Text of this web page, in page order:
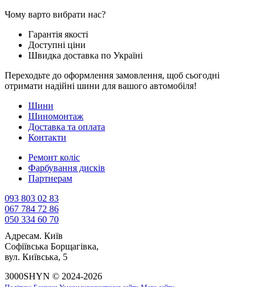
Чому варто вибрати нас?
Гарантія якості
Доступні ціни
Швидка доставка по Україні
Переходьте до оформлення замовлення, щоб сьогодні
отримати надійні шини для вашого автомобіля!
Шини
Шиномонтаж
Доставка та оплата
Контакти
Ремонт коліс
Фарбування дисків
Партнерам
093 803 02 83
067 784 72 86
050 334 60 70
Адресам. Київ
Софіївська Борщагівка,
вул. Київська, 5
3000SHYN © 2024-2026